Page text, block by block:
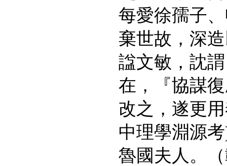
每愛徐孺子
棄世故，深
諡文敏，訦
在，『協謀
改之，遂更
中理學淵源考
魯國夫人。